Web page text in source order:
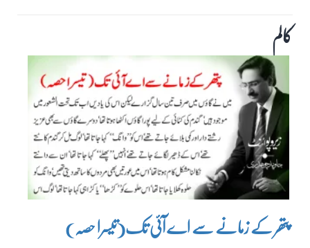
کالم
پتھر کے زمانے سے اے آئی تک(تیسرا حصہ)